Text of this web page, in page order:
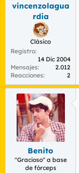
vincenzolagua
rdia
Clásico
Registro
14 Dic 2004
Mensajes
2.012
Reacciones
2
Benito
"Gracioso" a base
de fórceps